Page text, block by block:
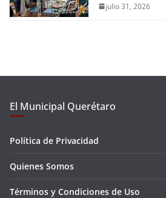
julio 31, 2026
El Municipal Querétaro
Política de Privacidad
Quienes Somos
Términos y Condiciones de Uso